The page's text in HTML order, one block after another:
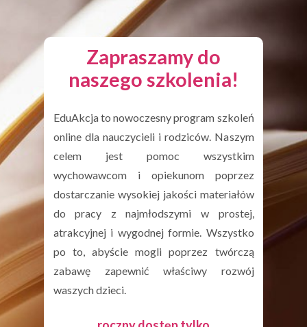
Zapraszamy do
naszego szkolenia!
EduAkcja to nowoczesny program szkoleń
online dla nauczycieli i rodziców. Naszym
celem jest pomoc wszystkim
wychowawcom i opiekunom poprzez
dostarczanie wysokiej jakości materiałów
do pracy z najmłodszymi w prostej,
atrakcyjnej i wygodnej formie. Wszystko
po to, abyście mogli poprzez twórczą
zabawę zapewnić właściwy rozwój
waszych dzieci.